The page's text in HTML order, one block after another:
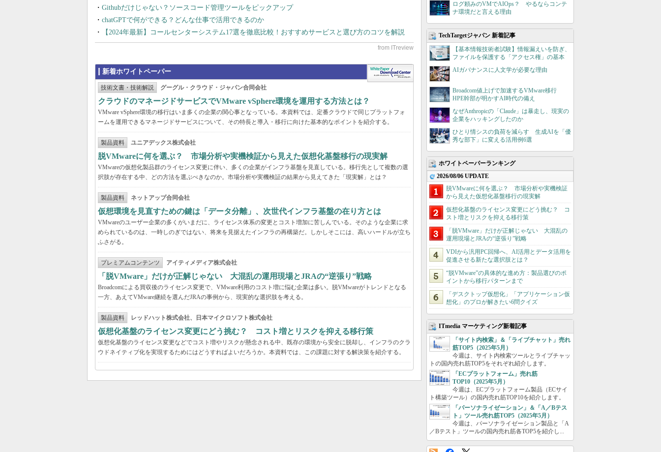
Githubだけじゃない？ソースコード管理ツールをピックアップ
chatGPTで何ができる？どんな仕事で活用できるのか
【2024年最新】コールセンターシステム17選を徹底比較！おすすめサービスと選び方のコツを解説
新着ホワイトペーパー
技術文書・技術解説 グーグル・クラウド・ジャパン合同会社
クラウドのマネージドサービスでVMware vSphere環境を運用する方法とは？
VMware vSphere環境の移行はいま多くの企業の関心事となっている。本資料では、定番クラウドで同じプラットフォ
ームを運用できるマネージドサービスについて、その特長と導入・移行に向けた基本的なポイントを紹介する。
製品資料 ユニアデックス株式会社
脱VMwareに何を選ぶ？ 市場分析や実機検証から見えた仮想化基盤移行の現実解
VMwareの仮想化製品群のライセンス変更に伴い、多くの企業がインフラ基盤を見直している。移行先として複数の選
択肢が存在する中、どの方法を選ぶべきなのか。市場分析や実機検証の結果から見えてきた「現実解」とは？
製品資料 ネットアップ合同会社
仮想環境を見直すための鍵は「データ分離」、次世代インフラ基盤の在り方とは
VMwareのユーザー企業の多くがいまだに、ライセンス体系の変更とコスト増加に苦しんでいる。そのような企業に求
められているのは、一時しのぎではない、将来を見据えたインフラの再構築だ。しかしそこには、高いハードルが立ち
ふさがる。
プレミアムコンテンツ アイティメディア株式会社
「脱VMware」だけが正解じゃない 大混乱の運用現場とJRAの“逆張り”戦略
Broadcomによる買収後のライセンス変更で、VMware利用のコスト増に悩む企業は多い。脱VMwareがトレンドとなる
一方、あえてVMware継続を選んだJRAの事例から、現実的な選択肢を考える。
製品資料 レッドハット株式会社、日本マイクロソフト株式会社
仮想化基盤のライセンス変更にどう挑む？ コスト増とリスクを抑える移行策
仮想化基盤のライセンス変更などでコスト増やリスクが懸念される中、既存の環境から安全に脱却し、インフラのクラ
ウドネイティブ化を実現するためにはどうすればよいだろうか。本資料では、この課題に対する解決策を紹介する。
ログ頼みのVMでAIOps？ やるならコンテ
ナ環境だと言える理由
TechTargetジャパン 新着記事
【基本情報技術者試験】情報漏えいを防ぎ、
ファイルを保護する「アクセス権」の基本
AIガバナンスに人文学が必要な理由
Broadcom値上げで加速するVMware移行
HPE幹部が明かすAI時代の備え
なぜAnthropicの「Claude」は暴走し、現実の
企業をハッキングしたのか
ひとり情シスの負荷を減らす 生成AIを「優
秀な部下」に変える活用例6選
ホワイトペーパーランキング
2026/08/06 UPDATE
脱VMwareに何を選ぶ？ 市場分析や実機検証
から見えた仮想化基盤移行の現実解
仮想化基盤のライセンス変更にどう挑む？ コ
スト増とリスクを抑える移行策
「脱VMware」だけが正解じゃない 大混乱の
運用現場とJRAの“逆張り”戦略
VDIから汎用PC回帰へ、AI活用とデータ活用を
促進させる新たな選択肢とは？
“脱VMware”の具体的な進め方：製品選びのポ
イントから移行パターンまで
「デスクトップ仮想化」「アプリケーション仮
想化」のプロが解きたい6問クイズ
ITmedia マーケティング新着記事
「サイト内検索」＆「ライブチャット」売れ
筋TOP5（2025年5月）
今週は、サイト内検索ツールとライブチャッ
トの国内売れ筋TOP5をそれぞれ紹介します。
「ECプラットフォーム」売れ筋
TOP10（2025年5月）
今週は、ECプラットフォーム製品（ECサイ
ト構築ツール）の国内売れ筋TOP10を紹介します。
「パーソナライゼーション」＆「A／Bテス
ト」ツール売れ筋TOP5（2025年5月）
今週は、パーソナライゼーション製品と「A
／Bテスト」ツールの国内売れ筋各TOP5を紹介し...